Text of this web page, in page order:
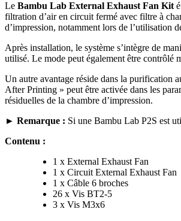
Le Bambu Lab External Exhaust Fan Kit
filtration d’air en circuit fermé avec filtre à
d’impression, notamment lors de l’utilisation
Après installation, le système s’intègre de
utilisé. Le mode peut également être contrôlé
Un autre avantage réside dans la purification
After Printing » peut être activée dans les
résiduelles de la chambre d’impression.
► Remarque : Si une Bambu Lab P2S est
Contenu :
1 x External Exhaust Fan
1 x Circuit External Exhaust Fan
1 x Câble 6 broches
26 x Vis BT2-5
3 x Vis M3x6